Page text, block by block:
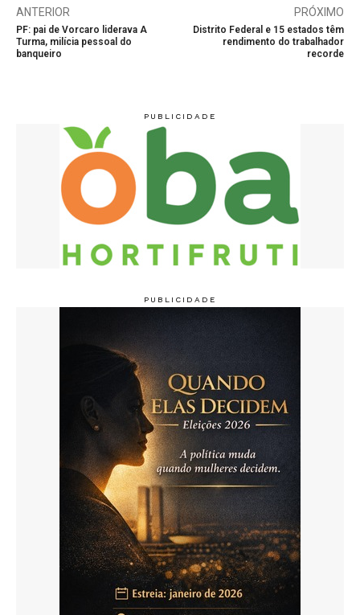
ANTERIOR
PF: pai de Vorcaro liderava A
Turma, milícia pessoal do
banqueiro
PRÓXIMO
Distrito Federal e 15 estados têm
rendimento do trabalhador
recorde